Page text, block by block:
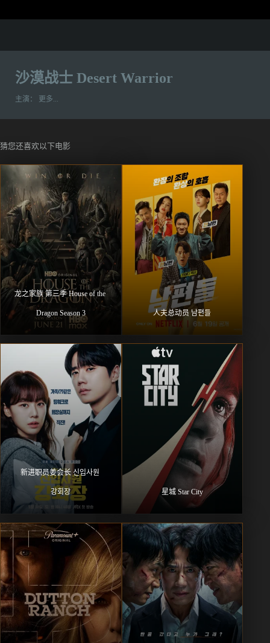
沙漠战士 Desert Warrior
主演： 更多...
猜您还喜欢以下电影
龙之家族 第三季 House of the
Dragon Season 3 人夫总动员 남편들
新进职员姜会长 신입사원
강회장 星城 Star City